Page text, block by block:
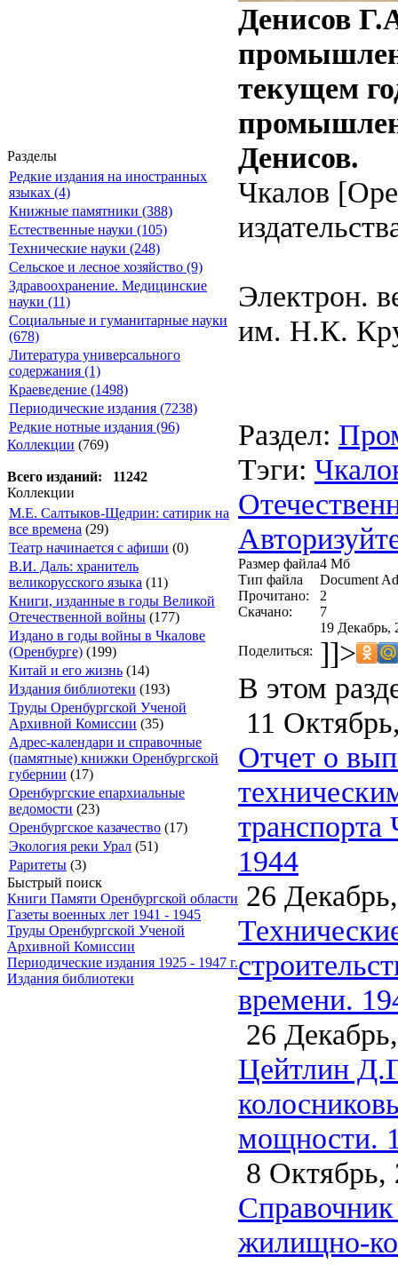
Разделы
Редкие издания на иностранных
языках (4)
Книжные памятники (388)
Естественные науки (105)
Технические науки (248)
Сельское и лесное хозяйство (9)
Здравоохранение. Медицинские
науки (11)
Социальные и гуманитарные науки
(678)
Литература универсального
содержания (1)
Краеведение (1498)
Периодические издания (7238)
Редкие нотные издания (96)
Коллекции (769)
Всего изданий: 11242
Коллекции
М.Е. Салтыков-Щедрин: сатирик на
все времена (29)
Театр начинается с афиши (0)
В.И. Даль: хранитель
великорусского языка (11)
Книги, изданные в годы Великой
Отечественной войны (177)
Издано в годы войны в Чкалове
(Оренбурге) (199)
Китай и его жизнь (14)
Издания библиотеки (193)
Труды Оренбургской Ученой
Архивной Комиссии (35)
Адрес-календари и справочные
(памятные) книжки Оренбургской
губернии (17)
Оренбургские епархиальные
ведомости (23)
Оренбургское казачество (17)
Экология реки Урал (51)
Раритеты (3)
Быстрый поиск
Книги Памяти Оренбургской области
Газеты военных лет 1941 - 1945
Труды Оренбургской Ученой
Архивной Комиссии
Периодические издания 1925 - 1947 г.
Издания библиотеки
Денисов
текущем
Денисов.
Чкалов
Электрон.
им. Н.К.
Раздел:
Тэги:
Размер файла4 Мб
Тип файла
Document
Прочитано:
2
Скачано:
7
19 Декабрь,
Поделиться: ]]>
В этом
11
Отчет о
транспорта
1944
26
времени.
26
Цейтлин
мощности.
8 Октябрь,
жилищно-